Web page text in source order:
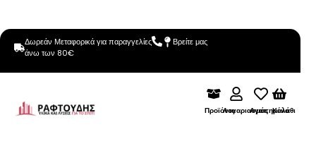
Δωρεάν Μεταφορικά για παραγγελίες
άνω των 80€
Βρείτε μας
ΠροϊόνταΛογαριασμόςΑγαπημένα
Καλάθι